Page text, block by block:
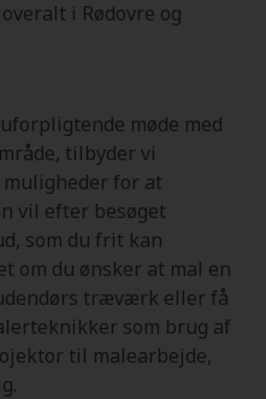
i Rødovre og
møde med
tilbyder vi
for at
vil efter besøget
som du frit kan
om du ønsker at mal en
træværk eller få
som brug af
til malearbejde,